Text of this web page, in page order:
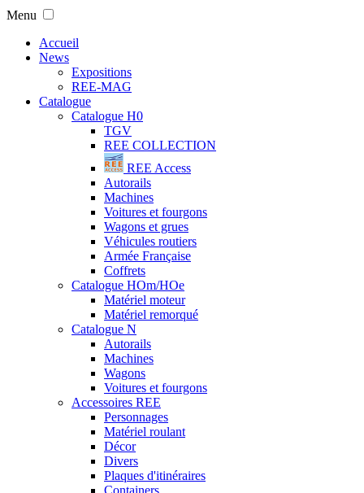
Menu
Accueil
News
Expositions
REE-MAG
Catalogue
Catalogue H0
TGV
REE COLLECTION
REE Access
Autorails
Machines
Voitures et fourgons
Wagons et grues
Véhicules routiers
Armée Française
Coffrets
Catalogue HOm/HOe
Matériel moteur
Matériel remorqué
Catalogue N
Autorails
Machines
Wagons
Voitures et fourgons
Accessoires REE
Personnages
Matériel roulant
Décor
Divers
Plaques d'itinéraires
Containers